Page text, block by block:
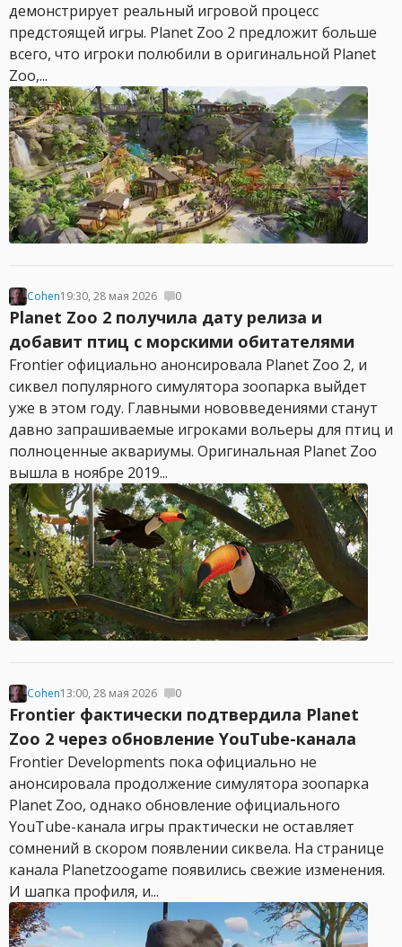
демонстрирует реальный игровой процесс
предстоящей игры. Planet Zoo 2 предложит больше
всего, что игроки полюбили в оригинальной Planet
Zoo,...
Cohen19:30, 28 мая 2026 0
Planet Zoo 2 получила дату релиза и
добавит птиц с морскими обитателями
Frontier официально анонсировала Planet Zoo 2, и
сиквел популярного симулятора зоопарка выйдет
уже в этом году. Главными нововведениями станут
давно запрашиваемые игроками вольеры для птиц и
полноценные аквариумы. Оригинальная Planet Zoo
вышла в ноябре 2019...
Cohen13:00, 28 мая 2026 0
Frontier фактически подтвердила Planet
Zoo 2 через обновление YouTube-канала
Frontier Developments пока официально не
анонсировала продолжение симулятора зоопарка
Planet Zoo, однако обновление официального
YouTube-канала игры практически не оставляет
сомнений в скором появлении сиквела. На странице
канала Planetzoogame появились свежие изменения.
И шапка профиля, и...